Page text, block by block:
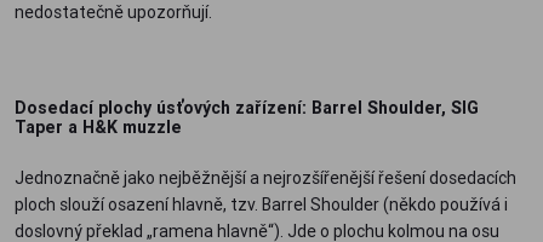
nedostatečně upozorňují.
Dosedací plochy úsťových zařízení: Barrel Shoulder, SIG
Taper a H&K muzzle
Jednoznačně jako nejběžnější a nejrozšířenější řešení dosedacích
ploch slouží osazení hlavně, tzv. Barrel Shoulder (někdo používá i
doslovný překlad „ramena hlavně“). Jde o plochu kolmou na osu